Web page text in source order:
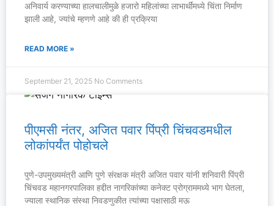
अनिवार्य करण्याच्या हालचालीमुळे हजारो महिलांच्या लाभार्थींमध्ये चिंता निर्माण
झाली आहे, ज्यांचे म्हणणे आहे की ही प्रक्रिया
READ MORE »
September 21, 2025 No Comments
पीएमसी नंतर, अजित पवार पिंप्री चिंचवडमधील
लोकांपर्यंत पोहोचले
पुणे-उपमुख्यमंत्री आणि पुणे संरक्षक मंत्री अजित पवार यांनी शनिवारी पिंप्री
चिंचवड महानगरपालिका हद्दीत नागरिकांच्या कनेक्ट प्रोग्राममध्ये भाग घेतला,
ज्याला स्थानिक संस्था निवडणुकीत त्यांच्या पक्षासाठी मऊ